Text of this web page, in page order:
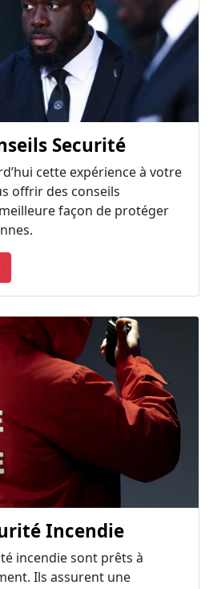
Securité
cette expérience à votre
offrir des conseils
façon de protéger
Incendie
incendie sont prêts à
Ils assurent une